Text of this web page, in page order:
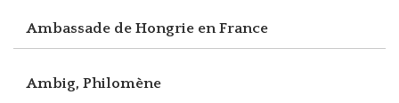
Ambassade de Hongrie en France
Ambig, Philomène